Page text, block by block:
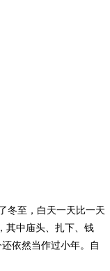
冬至，白天一天比一天
其中庙头、扎下、钱
依然当作过小年。自